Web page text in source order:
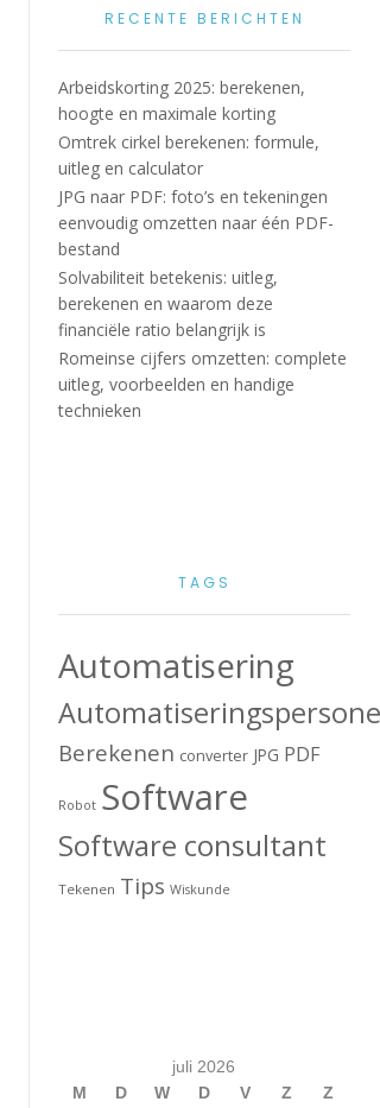
RECENTE BERICHTEN
Arbeidskorting 2025: berekenen,
hoogte en maximale korting
Omtrek cirkel berekenen: formule,
uitleg en calculator
JPG naar PDF: foto’s en tekeningen
eenvoudig omzetten naar één PDF-
bestand
Solvabiliteit betekenis: uitleg,
berekenen en waarom deze
financiële ratio belangrijk is
Romeinse cijfers omzetten: complete
uitleg, voorbeelden en handige
technieken
TAGS
Automatisering
Berekenen converter JPG PDF
Robot Software
Software consultant
Tekenen Tips Wiskunde
juli 2026
M
D W D V Z
Z